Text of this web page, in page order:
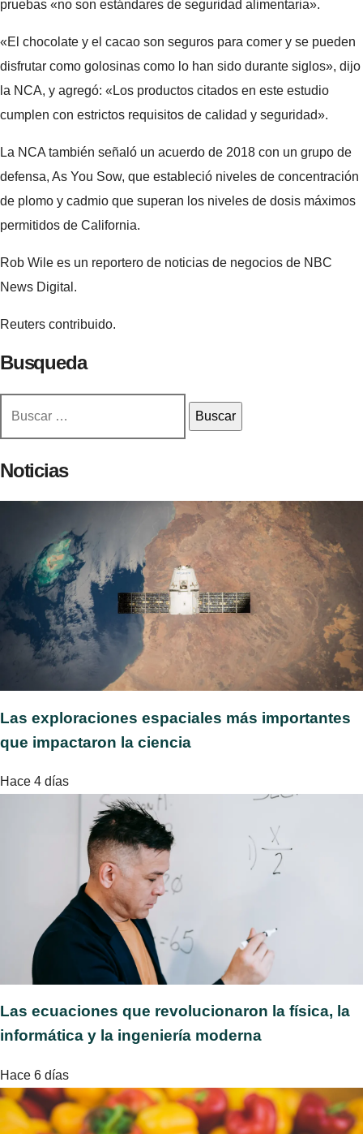
pruebas «no son estándares de seguridad alimentaria».
«El chocolate y el cacao son seguros para comer y se pueden
disfrutar como golosinas como lo han sido durante siglos», dijo
la NCA, y agregó: «Los productos citados en este estudio
cumplen con estrictos requisitos de calidad y seguridad».
La NCA también señaló un acuerdo de 2018 con un grupo de
defensa, As You Sow, que estableció niveles de concentración
de plomo y cadmio que superan los niveles de dosis máximos
permitidos de California.
Rob Wile es un reportero de noticias de negocios de NBC
News Digital.
Reuters contribuido.
Busqueda
Noticias
Las exploraciones espaciales más importantes
que impactaron la ciencia
Hace 4 días
Las ecuaciones que revolucionaron la física, la
informática y la ingeniería moderna
Hace 6 días